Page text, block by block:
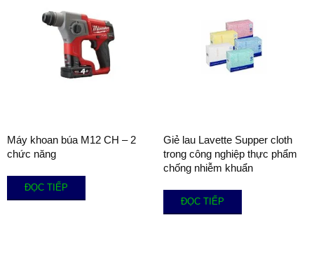
Máy khoan búa M12 CH – 2
chức năng
ĐỌC TIẾP
Giẻ lau Lavette Supper cloth
trong công nghiệp thực phẩm
chống nhiễm khuẩn
ĐỌC TIẾP